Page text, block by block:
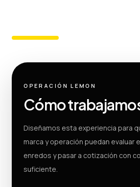
OPERACIÓN LEMON
Cómo
Diseñamos esta experiencia para
marca y operación puedan evaluar
enredos y pasar a cotización con
suficiente.